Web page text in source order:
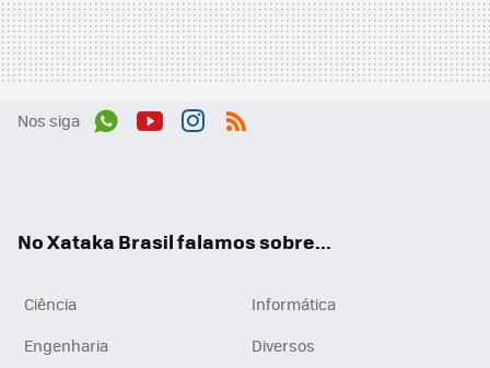
Nos siga
No Xataka Brasil falamos sobre...
Ciência
Informática
Engenharia
Diversos